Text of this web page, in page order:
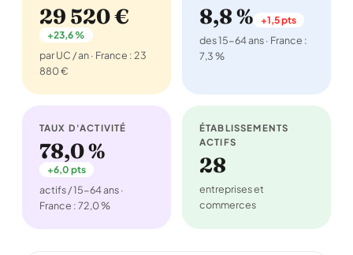
29 520 €
+23,6 %
par UC / an · France : 23
880 €
8,8 % +1,5 pts
des 15-64 ans · France :
7,3 %
TAUX D'ACTIVITÉ
78,0 %
+6,0 pts
actifs / 15-64 ans ·
France : 72,0 %
ÉTABLISSEMENTS
ACTIFS
28
entreprises et
commerces